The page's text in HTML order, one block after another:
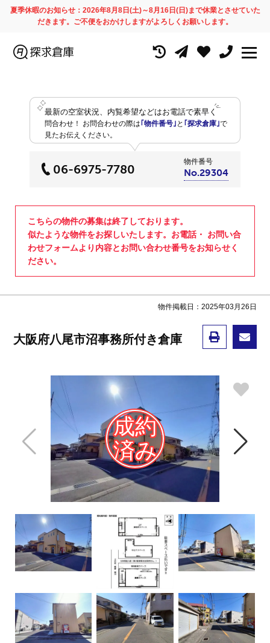
夏季休暇のお知らせ：2026年8月8日(土)～8月16日(日)まで休業とさせていた
だきます。ご不便をおかけしますがよろしくお願いします。
最新の空室状況、内覧希望などはお電話で素早く
問合わせ！ お問合わせの際は ｢物件番号｣ と ｢探求倉庫｣で
見たお伝えください。
06-6975-7780
物件番号
No.29304
こちらの物件の募集は終了しております。
似たような物件をお探しいたします。お電話・ お問い合
わせフォームより内容とお問い合わせ番号をお知らせく
ださい。
物件掲載日：2025年03月26日
大阪府八尾市沼事務所付き倉庫